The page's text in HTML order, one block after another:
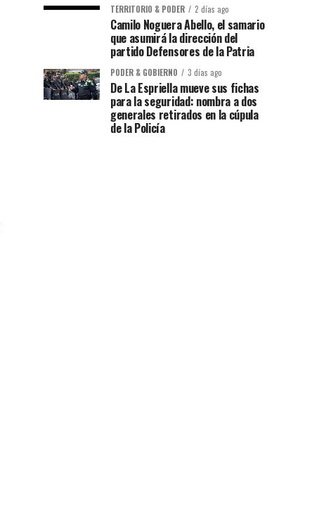
TERRITORIO & PODER 2 días ago
Camilo Noguera Abello, el samario
que asumirá la dirección del
partido Defensores de la Patria
PODER & GOBIERNO 3 días ago
De La Espriella mueve sus fichas
para la seguridad: nombra a dos
generales retirados en la cúpula
de la Policía